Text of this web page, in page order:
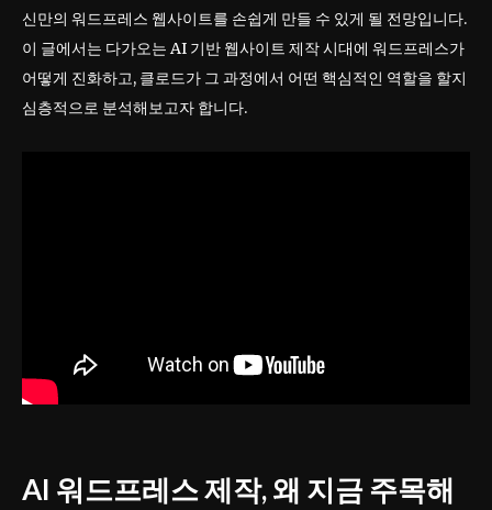
신만의 워드프레스 웹사이트를 손쉽게 만들 수 있게 될 전망입니다.
이 글에서는 다가오는 AI 기반 웹사이트 제작 시대에 워드프레스가
어떻게 진화하고, 클로드가 그 과정에서 어떤 핵심적인 역할을 할지
심층적으로 분석해보고자 합니다.
AI 워드프레스 제작, 왜 지금 주목해